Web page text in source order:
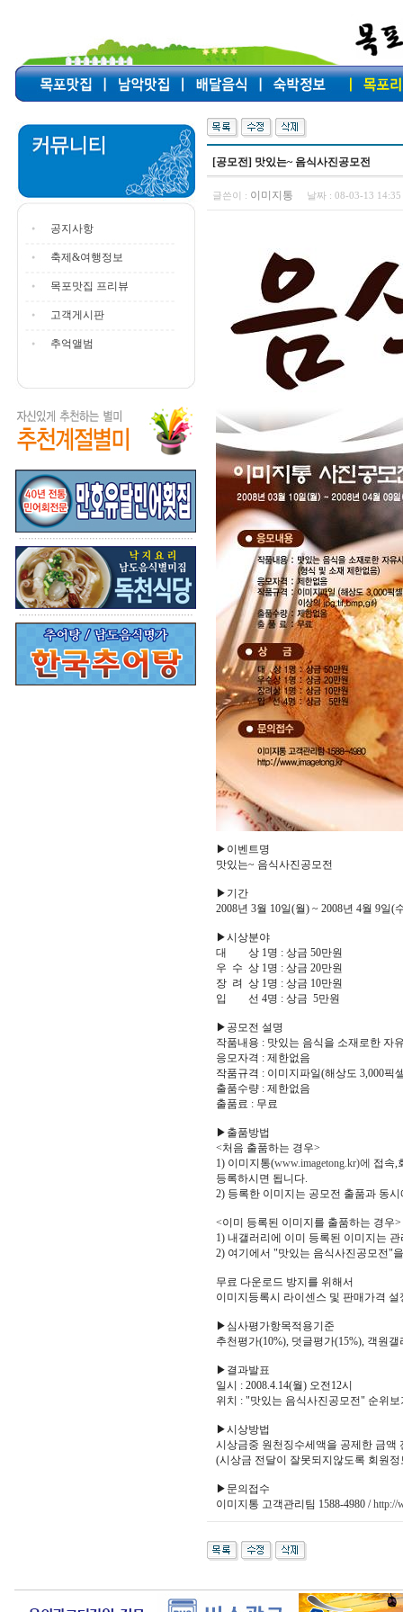
공지사항
축제&여행정보
목포맛집 프리뷰
고객게시판
추억앨범
[공모전] 맛있는~ 음식사진공모전
글쓴이 : 이미지통 날짜 : 08-03-13
▶이벤트명
맛있는~ 음식사진공모전
▶기간
2008년 3월 10일(월) ~ 2008년 4월 9일(
▶시상분야
대 상 1명 : 상금 50만원
우 수 상 1명 : 상금 20만원
장 려 상 1명 : 상금 10만원
입 선 4명 : 상금 5만원
▶공모전 설명
작품내용 : 맛있는 음식을 소재로한 자
응모자격 : 제한없음
작품규격 : 이미지파일(해상도 3,000픽
출품수량 : 제한없음
출품료 : 무료
▶출품방법
<처음 출품하는 경우>
1) 이미지통(www.imagetong.kr)에 접속,
등록하시면 됩니다.
2) 등록한 이미지는 공모전 출품과 동
<이미 등록된 이미지를 출품하는 경우>
1) 내갤러리에 이미 등록된 이미지는
2) 여기에서 "맛있는 음식사진공모전"
무료 다운로드 방지를 위해서
이미지등록시 라이센스 및 판매가격
▶심사평가항목적용기준
추천평가(10%), 덧글평가(15%), 객원
▶결과발표
일시 : 2008.4.14(월) 오전12시
위치 : "맛있는 음식사진공모전" 순위보
▶시상방법
시상금중 원천징수세액을 공제한 금
(시상금 전달이 잘못되지않도록 회원
▶문의접수
이미지통 고객관리팀 1588-4980 /http://